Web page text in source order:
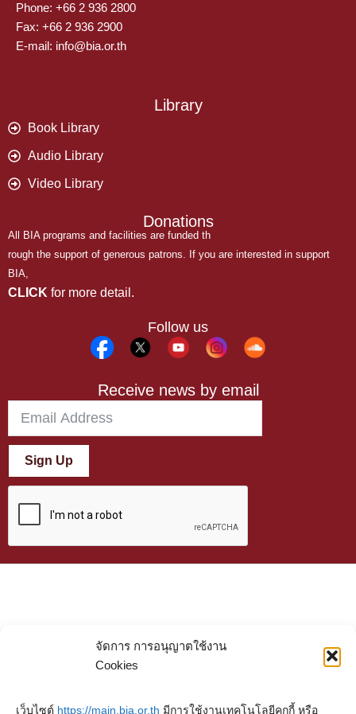
จัดการ การอนุญาตใช้งาน
Cookies
เว็บไซต์ https://main.bia.or.th มีการใช้งานเทคโนโลยีคุกกี้ หรือ
Phone: +66 2 936 2800
Fax: +66 2 936 2900
E-mail: info@bia.or.th
Library
Book Library
Audio Library
Video Library
Donations
All BIA programs and facilities are funded th
rough the support of generous patrons. If you are interested in support
BIA,
CLICK for more detail.
Follow us
Receive news by email
Sign Up